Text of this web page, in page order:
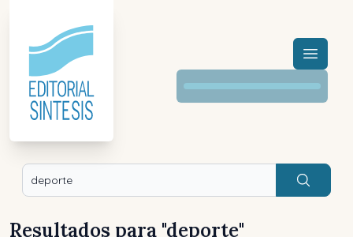
Menú
Buscar
Resultados para "deporte"